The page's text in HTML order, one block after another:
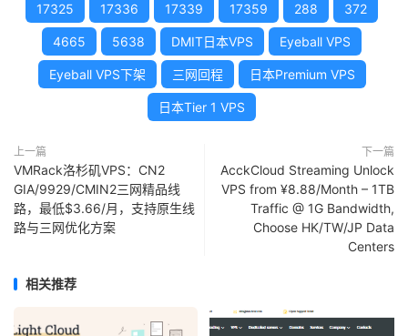
17325 17336 17339 17359 288 372
4665 5638 DMIT日本VPS Eyeball VPS
Eyeball VPS下架 三网回程 日本Premium VPS
日本Tier 1 VPS
上一篇
VMRack洛杉矶VPS：CN2
GIA/9929/CMIN2三网精品线
路，最低$3.66/月，支持原生线
路与三网优化方案
下一篇
AcckCloud Streaming Unlock
VPS from ¥8.88/Month – 1TB
Traffic @ 1G Bandwidth,
Choose HK/TW/JP Data
Centers
相关推荐